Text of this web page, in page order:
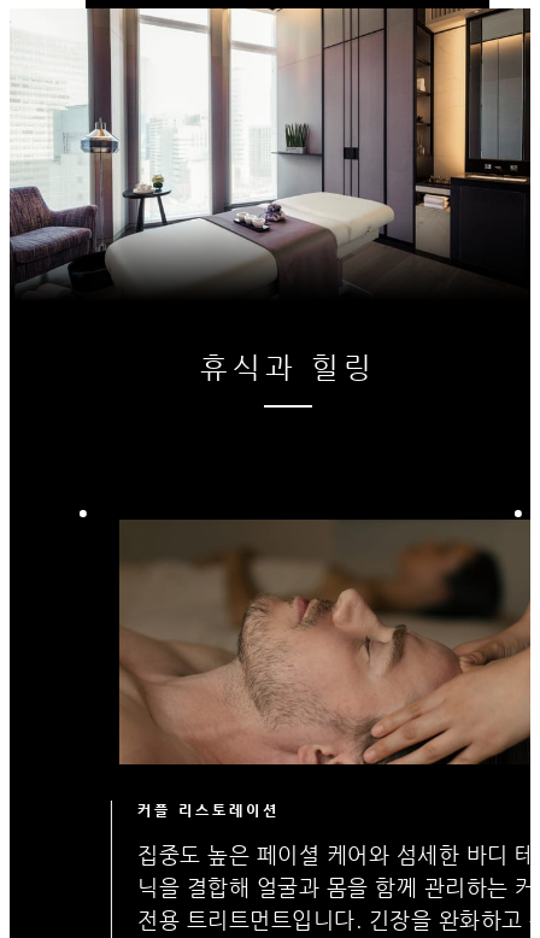
휴식과 힐링
커플 리스토레이션
집중도 높은 페이셜 케어와 섬세한 바디
닉을 결합해 얼굴과 몸을 함께 관리하는
전용 트리트먼트입니다. 긴장을 완화하고